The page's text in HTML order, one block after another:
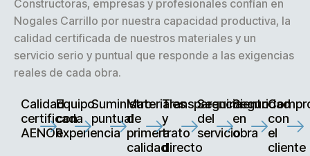
Constructoras, empresas y profesionales confían en
Nogales Carrillo por nuestra capacidad productiva, la
calidad certificada de nuestros materiales y un
servicio serio y puntual que responde a las exigencias
reales de cada obra.
Calidad
certificada
AENOR
Equipo
con
experiencia
Suministro
puntual
Materiales
de
primera
calidad
Transparencia
y
trato
directo
Seguimiento
del
servicio
Seguridad
en
obra
con
el
cliente